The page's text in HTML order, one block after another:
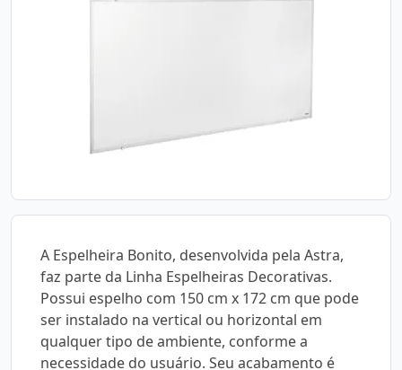
A Espelheira Bonito, desenvolvida pela Astra,
faz parte da Linha Espelheiras Decorativas.
Possui espelho com 150 cm x 172 cm que pode
ser instalado na vertical ou horizontal em
qualquer tipo de ambiente, conforme a
necessidade do usuário. Seu acabamento é